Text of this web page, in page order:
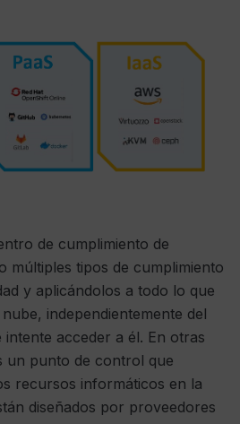
de cumplimiento de
múltiples tipos de cumplimiento
y aplicándolos a todo lo que
independientemente del
intente acceder a él. En otras
un punto de control que
recursos informáticos en la
diseñados por proveedores